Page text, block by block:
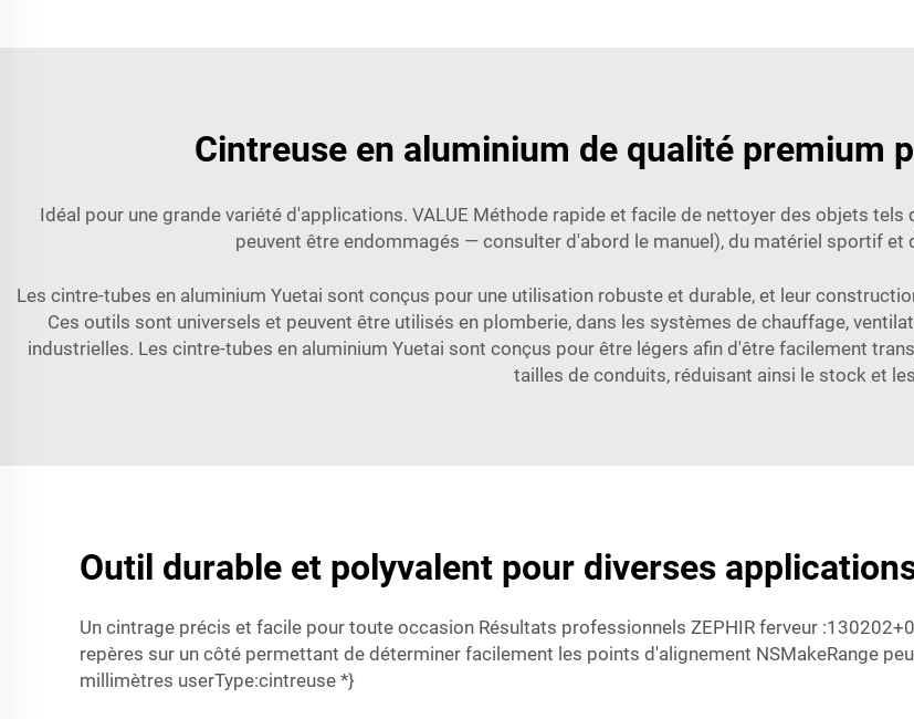
Cintreuse en aluminium de qualité premium
Idéal pour une grande variété d'applications. VALUE Méthode rapide et facile de nettoyer des objets
peuvent être endommagés — consulter d'abord le manuel), du matériel sportif et
Les cintre-tubes en aluminium Yuetai sont conçus pour une utilisation robuste et durable, et leur
Ces outils sont universels et peuvent être utilisés en plomberie, dans les systèmes de chauffage,
industrielles. Les cintre-tubes en aluminium Yuetai sont conçus pour être légers afin d'être facilement
tailles de conduits, réduisant ainsi le stock et
Outil durable et polyvalent pour diverses
Un cintrage précis et facile pour toute occasion Résultats professionnels ZEPHIR ferveur
repères sur un côté permettant de déterminer facilement les points d'alignement NSMakeRange
millimètres userType:cintreuse *}